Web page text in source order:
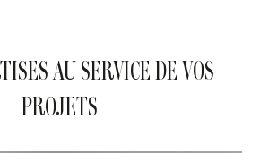
AU SERVICE DE VOS
PROJETS